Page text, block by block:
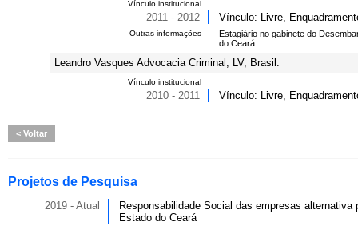
Vínculo institucional
2011 - 2012 Vínculo: Livre,
Outras informações
Estagiário no gabinete do
do Ceará.
Leandro Vasques Advocacia Criminal, LV, Brasil.
Vínculo institucional
2010 - 2011 Vínculo: Livre,
Voltar
Projetos de Pesquisa
2019 - Atual
Responsabilidade Social das empresas
Estado do Ceará